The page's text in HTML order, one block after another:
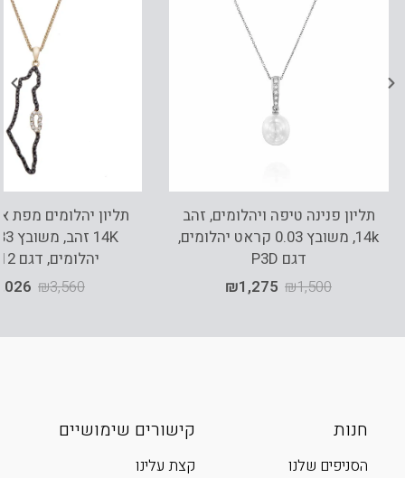
תליון פנינה טיפה ויהלומים, זהב
14k, משובץ 0.03 קראט יהלומים,
דגם P3D
₪1,500
₪1,275
תליון יהלומים מפת
יהלומים, דגם PD3112
₪3,560
חנות
הסניפים שלנו
קישורים שימושיים
קצת עלינו